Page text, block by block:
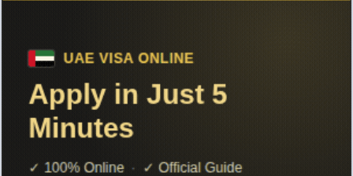
Главная
Поиск
Авторы
Реклама
Вход
Добавить рецепт